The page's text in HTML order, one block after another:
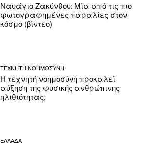
Ναυάγιο Ζακύνθου: Μία από τις πιο
φωτογραφημένες παραλίες στον
κόσμο (βίντεο)
ΤΕΧΝΗΤΗ ΝΟΗΜΟΣΥΝΗ
Η τεχνητή νοημοσύνη προκαλεί
αύξηση της φυσικής ανθρώπινης
ηλιθιότητας;
ΕΛΛΑΔΑ